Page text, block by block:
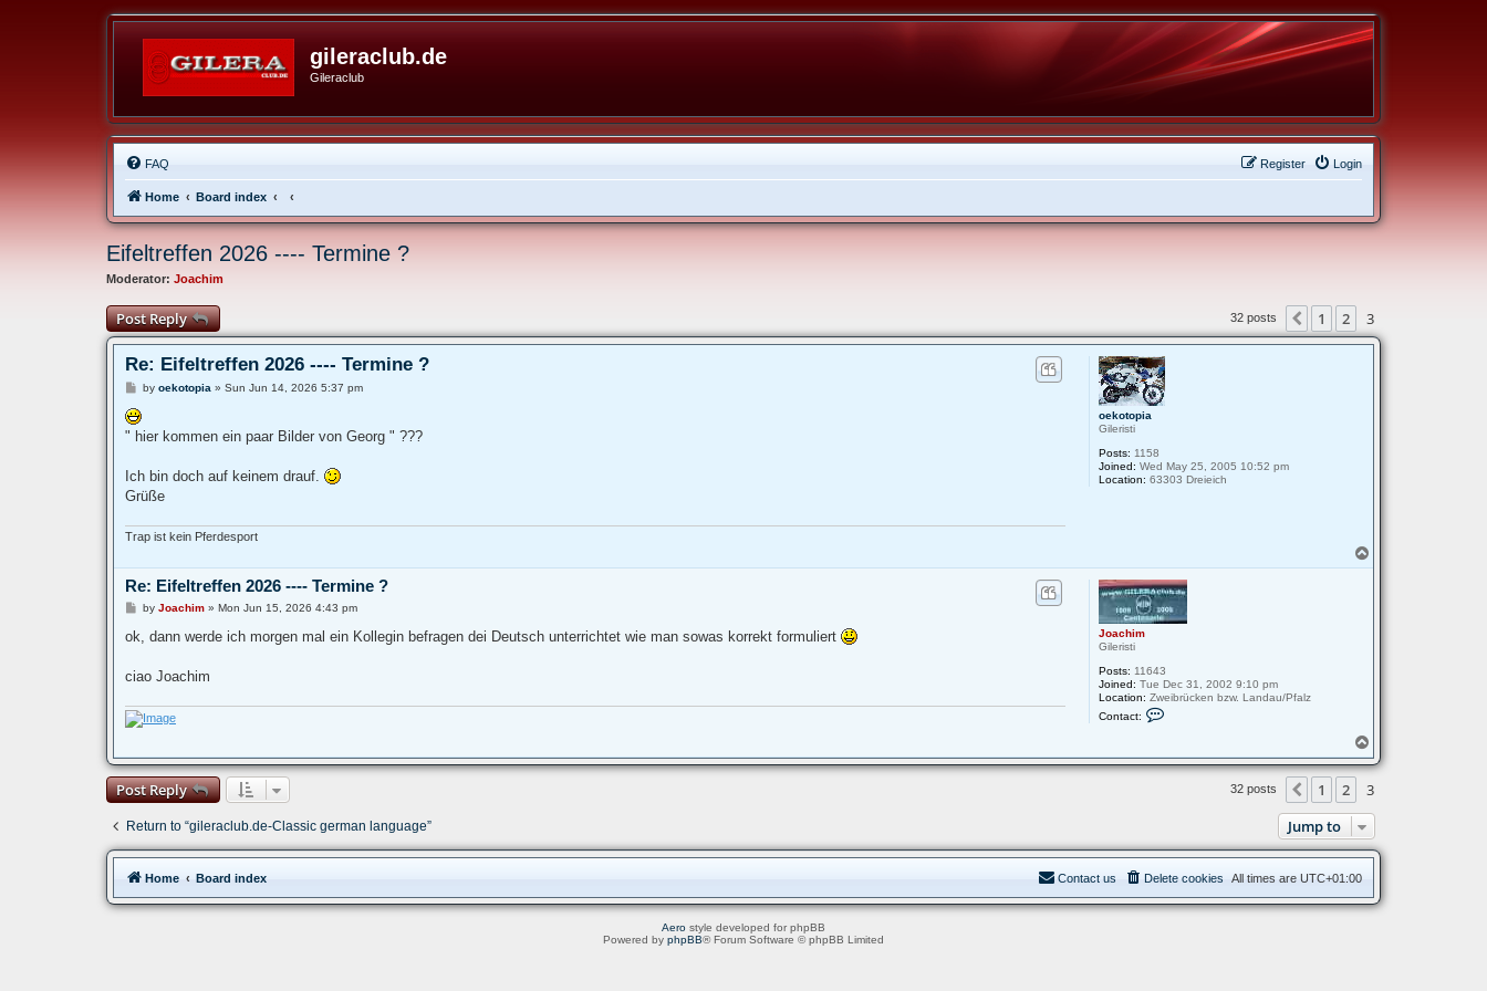
gileraclub.de
Gileraclub
FAQ Login
Register
Home Board index
Eifeltreffen 2026 ---- Termine ?
Moderator: Joachim
Post Reply 32 posts Previous
1 2 3
oekotopia
Gileristi
Posts: 1158
Joined: Wed May 25, 2005 10:52 pm
Location: 63303 Dreieich
Re: Eifeltreffen 2026 ---- Termine ?
P
s
t
by oekotopia » Sun Jun 14, 2026 5:37 pm
" hier kommen ein paar Bilder von Georg " ???
Ich bin doch auf keinem drauf.
Grüße
Trap ist kein Pferdesport
o
Joachim
Gileristi
Posts: 11643
Joined: Tue Dec 31, 2002 9:10 pm
Location: Zweibrücken bzw. Landau/Pfalz
Contact:
a
h
m
Re: Eifeltreffen 2026 ---- Termine ?
P
s
by Joachim» Mon Jun 15, 2026 4:43 pm
ok, dann werde ich morgen mal ein Kollegin befragen dei Deutsch unterrichtet wie man sowas korrekt formuliert
ciao Joachim
o
p
Post Reply 32 posts Previous
1 2 3
Return to “gileraclub.de-Classic german language” Jump to
Home Board index All times are UTC+01:00
Delete cookies
Contact us
Aero style developed for phpBB
Powered by phpBB® Forum Software © phpBB Limited